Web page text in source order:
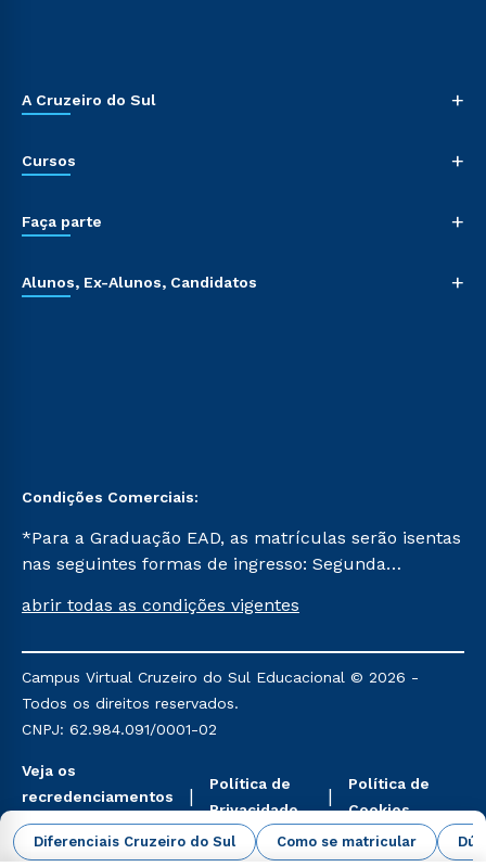
Diferenciais Cruzeiro do Sul Como se matricular
A Cruzeiro do Sul +
Cursos +
Faça parte +
Alunos, Ex-Alunos, Candidatos +
Condições Comerciais:
*Para a Graduação EAD, as matrículas serão isentas
nas seguintes formas de ingresso: Segunda
Já para as demais, a taxa de matrícula será de R$
mencionadas são referentes aos cursos: Ensino
Religioso, Geografia para a Docência e Metodologia
do Ensino de História: Questões Atuais.
abrir todas as condições vigentes
Campus Virtual Cruzeiro do Sul Educacional © 2026 -
Todos os direitos reservados.
CNPJ: 62.984.091/0001-02
Veja os
recredenciamentos
aqui
Política de
Privacidade
Política de
Cookies